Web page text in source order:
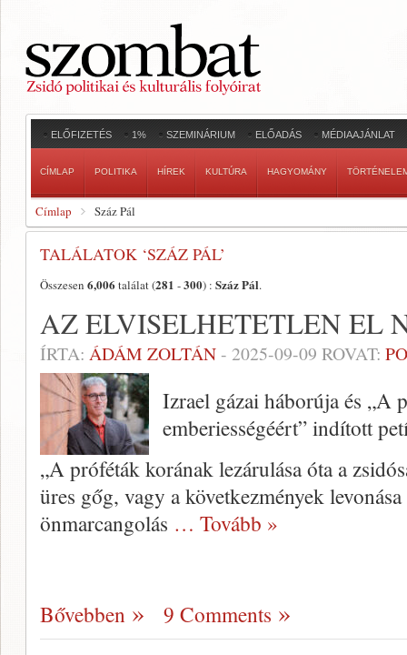
ELŐFIZETÉS 1% SZEMINÁRIUM ELŐADÁS MÉDIAAJÁNLAT
CÍMLAP POLITIKA HÍREK KULTÚRA HAGYOMÁNY
Címlap Száz Pál
TALÁLATOK ‘SZÁZ PÁL’
Összesen 6,006 találat (281 -300) : Száz Pál.
AZ ELVISELHETETLEN EL
ÍRTA: ÁDÁM ZOLTÁN- 2025-09-09 ROVAT:
Izrael gázai háborúja és „A
emberiességéért” indított
„A próféták korának lezárulása óta a
üres gőg, vagy a következmények
önmarcangolás … Tovább »
Bővebben 9 Comments